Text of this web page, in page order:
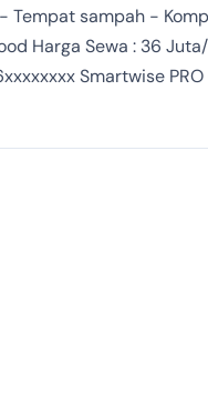
sampah -
Harga Sewa : 36
Smartwise PRO